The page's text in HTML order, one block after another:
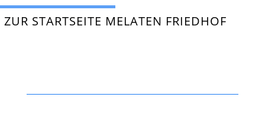
ZUR STARTSEITE MELATEN FRIEDHOF